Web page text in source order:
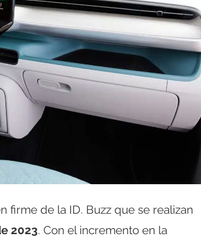
firme de la ID. Buzz que se realizan
2023. Con el incremento en la